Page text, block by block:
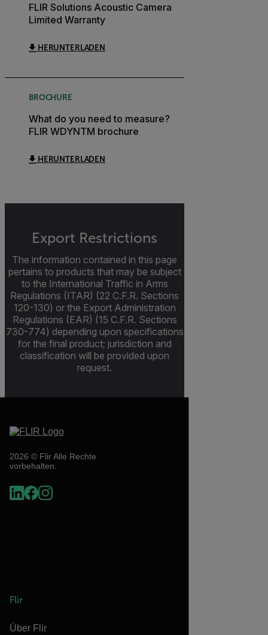
FLIR Solutions Acoustic Camera
Limited Warranty
HERUNTERLADEN
BROCHURE
What do you need to measure?
FLIR WDYNTM brochure
HERUNTERLADEN
Export Restrictions
The information contained in this page
pertains to products that may be subject
to the International Traffic in Arms
Regulations (ITAR) (22 C.F.R. Sections
120-130) or the Export Administration
Regulations (EAR) (15 C.F.R. Sections
730-774) depending upon specifications
for the final product; jurisdiction and
classification will be provided upon
request.
2026 © Flir Alle Rechte
vorbehalten.
Flir
Über Flir